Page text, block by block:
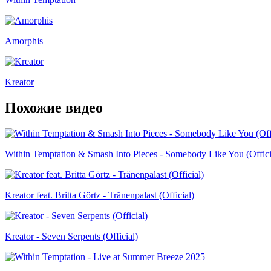
Amorphis
Kreator
Похожие видео
Within Temptation & Smash Into Pieces - Somebody Like You
Kreator feat. Britta Görtz - Tränenpalast (Official)
Kreator - Seven Serpents (Official)